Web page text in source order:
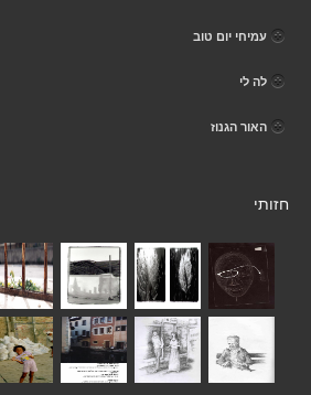
עמיחי יום טוב
לה לי
האור הגנוז
חזותי